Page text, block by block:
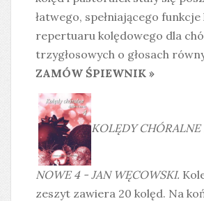
łatwego, spełniającego funkcje
repertuaru kolędowego dla
trzygłosowych o głosach
ZAMÓW ŚPIEWNIK »
KOLĘDY CHÓRALNE
NOWE 4 - JAN WĘCOWSKI.
zeszyt zawiera 20 kolęd. Na